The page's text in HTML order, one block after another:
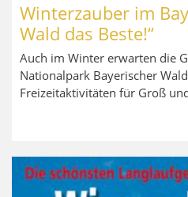
Winterzauber im
Wald das Beste!“
Auch im Winter erwarten die
Nationalpark Bayerischer
Freizeitaktivitäten für Groß